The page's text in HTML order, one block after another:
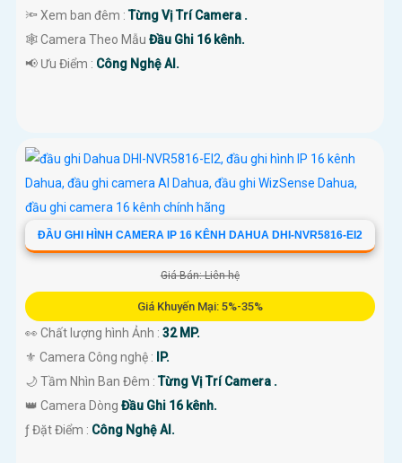
🔦 Xem ban đêm :Từng Vị Trí Camera .
🕸️ Camera Theo Mẫu Đầu Ghi 16 kênh.
️📢 Ưu Điểm : Công Nghệ AI.
ĐẦU GHI HÌNH CAMERA IP 16 KÊNH DAHUA DHI-NVR5816-EI2
Giá Bán: Liên hệ
Giá Khuyến Mại: 5%-35%
👀 Chất lượng hình Ảnh : 32 MP.
⚜️ Camera Công nghệ :
IP.
🌙 Tầm Nhìn Ban Đêm :Từng Vị Trí Camera .
👑 Camera Dòng Đầu Ghi 16 kênh.
️ƒ Đặt Điểm : Công Nghệ AI.